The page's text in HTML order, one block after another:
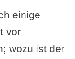
einige
vor
wozu ist der